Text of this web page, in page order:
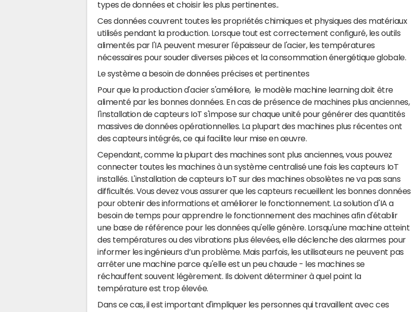
types de données et choisir les plus pertinentes..
Ces données couvrent toutes les propriétés chimiques et physiques des matériaux
utilisés pendant la production. Lorsque tout est correctement configuré, les outils
alimentés par l'IA peuvent mesurer l'épaisseur de l'acier, les températures
nécessaires pour souder diverses pièces et la consommation énergétique globale.
Le système a besoin de données précises et pertinentes
Pour que la production d'acier s'améliore, le modèle machine learning doit être
alimenté par les bonnes données. En cas de présence de machines plus anciennes,
l'installation de capteurs IoT s'impose sur chaque unité pour générer des quantités
massives de données opérationnelles. La plupart des machines plus récentes ont
des capteurs intégrés, ce qui facilite leur mise en œuvre.
Cependant, comme la plupart des machines sont plus anciennes, vous pouvez
connecter toutes les machines à un système centralisé une fois les capteurs IoT
installés. L'installation de capteurs IoT sur des machines obsolètes ne va pas sans
difficultés. Vous devez vous assurer que les capteurs recueillent les bonnes données
pour obtenir des informations et améliorer le fonctionnement. La solution d'IA a
besoin de temps pour apprendre le fonctionnement des machines afin d'établir
une base de référence pour les données qu'elle génère. Lorsqu'une machine atteint
des températures ou des vibrations plus élevées, elle déclenche des alarmes pour
informer les ingénieurs d’un problème. Mais parfois, les utilisateurs ne peuvent pas
arrêter une machine parce qu'elle est un peu chaude - les machines se
réchauffent souvent légèrement. Ils doivent déterminer à quel point la
température est trop élevée.
Dans ce cas, il est important d'impliquer les personnes qui travaillent avec ces